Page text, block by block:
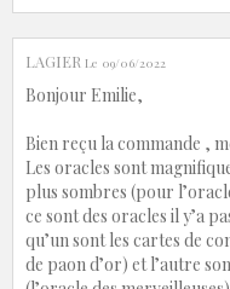
LAGIER Le 09/06/2022
Bonjour Emilie,
Bien reçu la commande ,
Les oracles sont
plus sombres (pour
ce sont des oracles il y’a
qu’un sont les cartes de
de paon d’or) et l’autre